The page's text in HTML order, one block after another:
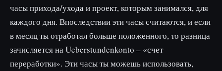
часы прихода/ухода и проект, которым занимался, для
каждого дня. Впоследствии эти часы считаются, и если
в месяц ты отработал больше положенного, то разница
зачисляется на Ueberstundenkonto – «счет
переработки». Эти часы ты можешь использовать,